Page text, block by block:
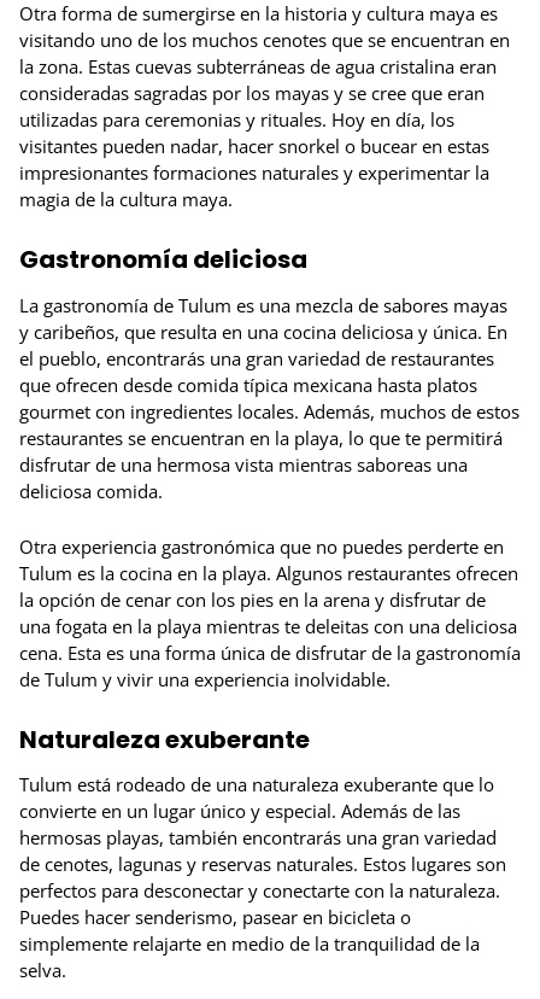
Otra forma de sumergirse en la historia y cultura maya es
visitando uno de los muchos cenotes que se encuentran en
la zona. Estas cuevas subterráneas de agua cristalina eran
consideradas sagradas por los mayas y se cree que eran
utilizadas para ceremonias y rituales. Hoy en día, los
visitantes pueden nadar, hacer snorkel o bucear en estas
impresionantes formaciones naturales y experimentar la
magia de la cultura maya.
Gastronomía deliciosa
La gastronomía de Tulum es una mezcla de sabores mayas
y caribeños, que resulta en una cocina deliciosa y única. En
el pueblo, encontrarás una gran variedad de restaurantes
que ofrecen desde comida típica mexicana hasta platos
gourmet con ingredientes locales. Además, muchos de estos
restaurantes se encuentran en la playa, lo que te permitirá
disfrutar de una hermosa vista mientras saboreas una
deliciosa comida.
Otra experiencia gastronómica que no puedes perderte en
Tulum es la cocina en la playa. Algunos restaurantes ofrecen
la opción de cenar con los pies en la arena y disfrutar de
una fogata en la playa mientras te deleitas con una deliciosa
cena. Esta es una forma única de disfrutar de la gastronomía
de Tulum y vivir una experiencia inolvidable.
Naturaleza exuberante
Tulum está rodeado de una naturaleza exuberante que lo
convierte en un lugar único y especial. Además de las
hermosas playas, también encontrarás una gran variedad
de cenotes, lagunas y reservas naturales. Estos lugares son
perfectos para desconectar y conectarte con la naturaleza.
Puedes hacer senderismo, pasear en bicicleta o
simplemente relajarte en medio de la tranquilidad de la
selva.